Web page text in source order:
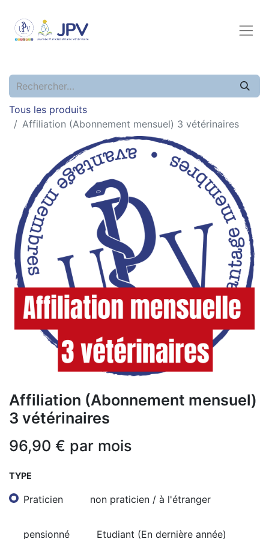
Tous les produits
Affiliation (Abonnement mensuel) 3 vétérinaires
Affiliation (Abonnement mensuel)
3 vétérinaires
96,90 € par mois
TYPE
Praticien non praticien / à l'étranger
pensionné Etudiant (En dernière année)